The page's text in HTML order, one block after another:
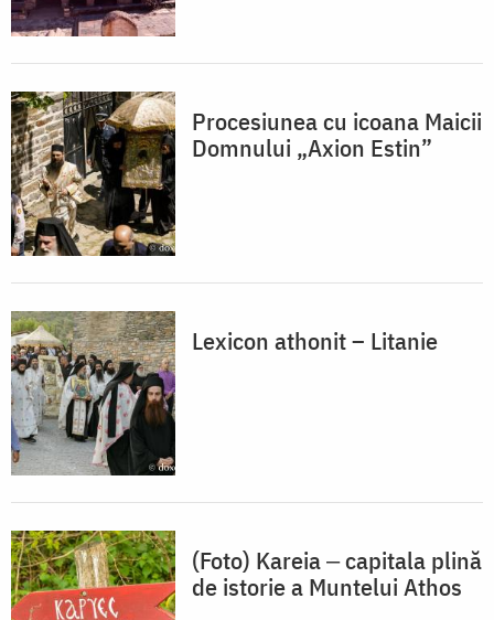
Procesiunea cu icoana Maicii
Domnului „Axion Estin”
Lexicon athonit – Litanie
(Foto) Kareia ‒ capitala plină
de istorie a Muntelui Athos